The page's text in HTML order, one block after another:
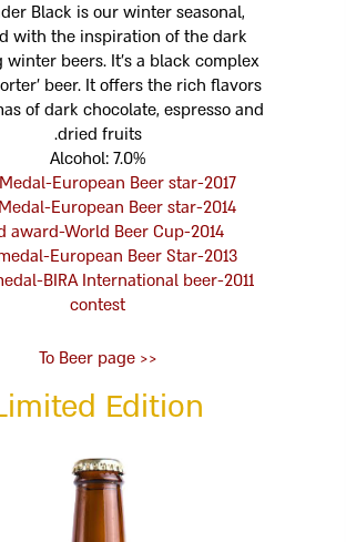
Black is our winter seasonal,
with the inspiration of the dark
beers. It’s a black complex
beer. It offers the rich flavors
of dark chocolate, espresso and
dried fruits.
Alcohol: 7.0%
2017-Gold Medal-European Beer star
2014-Gold Medal-European Beer star
2014-Gold award-World Beer Cup
2013-Gold medal-European Beer Star
medal-BIRA International beer
contest
<< To Beer page
Edition